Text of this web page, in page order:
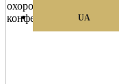
UA